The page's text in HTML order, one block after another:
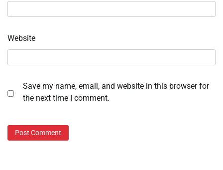
Website
Save my name, email, and website in this browser for
the next time I comment.